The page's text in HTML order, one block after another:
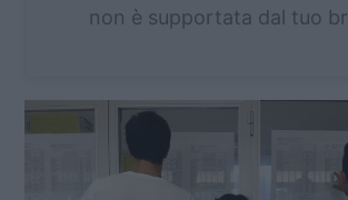
non è supportata dal tuo